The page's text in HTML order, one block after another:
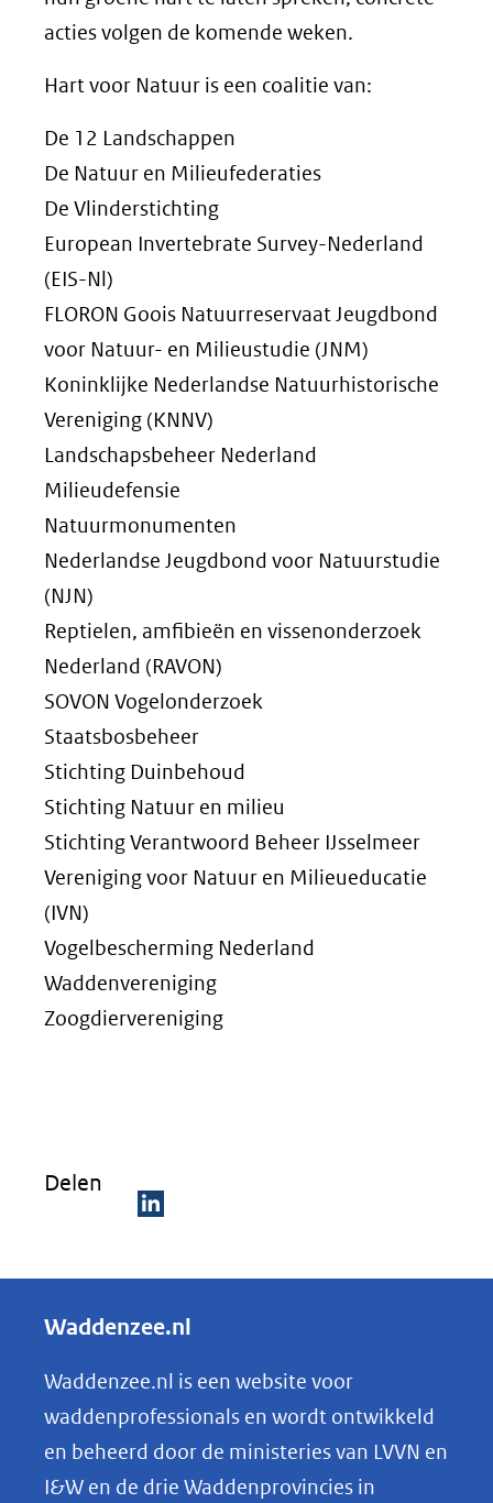
acties volgen de komende weken.
Hart voor Natuur is een coalitie van:
De 12 Landschappen
De Natuur en Milieufederaties
De Vlinderstichting
European Invertebrate Survey-Nederland
(EIS-Nl)
FLORON Goois Natuurreservaat Jeugdbond
voor Natuur- en Milieustudie (JNM)
Koninklijke Nederlandse Natuurhistorische
Vereniging (KNNV)
Landschapsbeheer Nederland
Milieudefensie
Natuurmonumenten
Nederlandse Jeugdbond voor Natuurstudie
(NJN)
Reptielen, amfibieën en vissenonderzoek
Nederland (RAVON)
SOVON Vogelonderzoek
Staatsbosbeheer
Stichting Duinbehoud
Stichting Natuur en milieu
Stichting Verantwoord Beheer IJsselmeer
Vereniging voor Natuur en Milieueducatie
(IVN)
Vogelbescherming Nederland
Waddenvereniging
Zoogdiervereniging
Delen
e
e
n
o
p
Waddenzee.nl
Waddenzee.nl is een website voor
waddenprofessionals en wordt ontwikkeld
en beheerd door de ministeries van LVVN en
I&W en de drie Waddenprovincies in